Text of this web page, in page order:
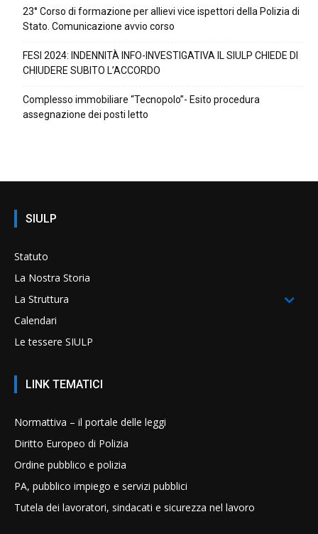
23° Corso di formazione per allievi vice ispettori della Polizia di
Stato. Comunicazione avvio corso
FESI 2024: INDENNITÀ INFO-INVESTIGATIVA IL SIULP CHIEDE DI
CHIUDERE SUBITO L’ACCORDO
Complesso immobiliare “Tecnopolo”- Esito procedura
assegnazione dei posti letto
SIULP
Statuto
La Nostra Storia
La Struttura
Calendari
Le tessere SIULP
LINK TEMATICI
Normattiva – il portale delle leggi
Diritto Europeo di Polizia
Ordine pubblico e polizia
PA, pubblico impiego e servizi pubblici
Tutela dei lavoratori, sindacati e sicurezza nel lavoro